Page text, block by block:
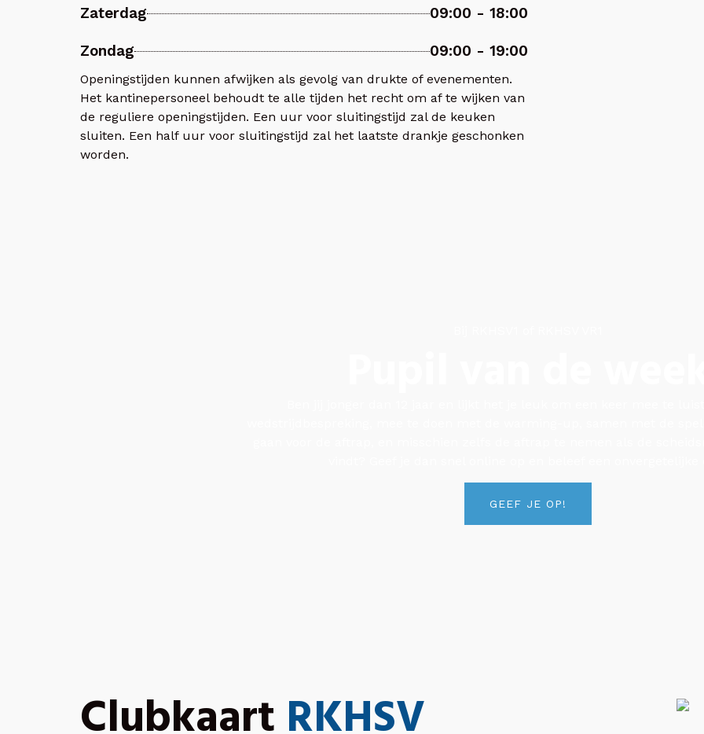
Zaterdag 09:00 - 18:00
Zondag 09:00 - 19:00
Openingstijden kunnen afwijken als gevolg van drukte of evenementen.
Het kantinepersoneel behoudt te alle tijden het recht om af te wijken van
de reguliere openingstijden. Een uur voor sluitingstijd zal de keuken
sluiten. Een half uur voor sluitingstijd zal het laatste drankje geschonken
worden.
GEEF JE OP!
Clubkaart RKHSV